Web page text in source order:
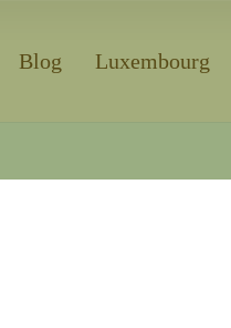
Blog Luxembourg